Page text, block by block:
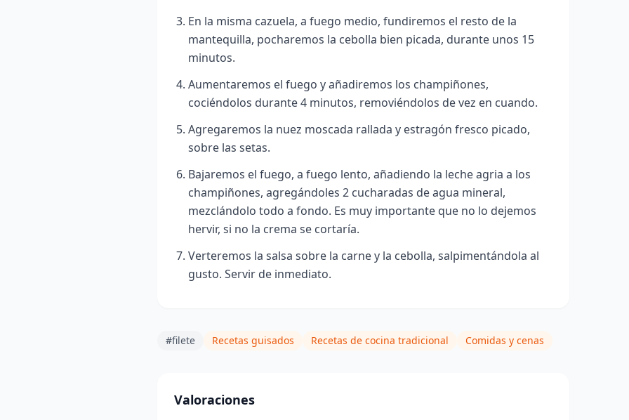
En la misma cazuela, a fuego medio, fundiremos el resto de la
mantequilla, pocharemos la cebolla bien picada, durante unos 15
minutos.
Aumentaremos el fuego y añadiremos los champiñones,
cociéndolos durante 4 minutos, removiéndolos de vez en cuando.
Agregaremos la nuez moscada rallada y estragón fresco picado,
sobre las setas.
Bajaremos el fuego, a fuego lento, añadiendo la leche agria a los
champiñones, agregándoles 2 cucharadas de agua mineral,
mezclándolo todo a fondo. Es muy importante que no lo dejemos
hervir, si no la crema se cortaría.
Verteremos la salsa sobre la carne y la cebolla, salpimentándola al
gusto. Servir de inmediato.
#filete Recetas guisados Recetas de cocina tradicional Comidas y cenas
Valoraciones